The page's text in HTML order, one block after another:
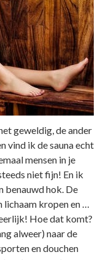
geweldig, de ander
vind ik de sauna echt
mensen in je
niet fijn! En ik
benauwd hok. De
kropen en …
Hoe dat komt?
alweer) naar de
en douchen